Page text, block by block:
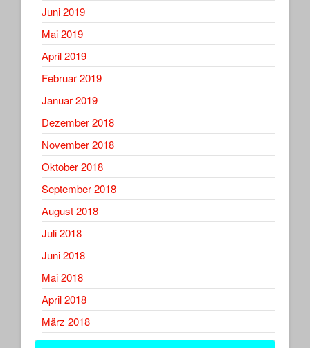
Juni 2019
Mai 2019
April 2019
Februar 2019
Januar 2019
Dezember 2018
November 2018
Oktober 2018
September 2018
August 2018
Juli 2018
Juni 2018
Mai 2018
April 2018
März 2018